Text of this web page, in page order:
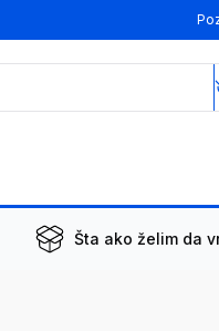
Šta ako želim da